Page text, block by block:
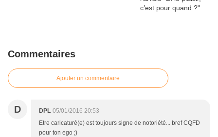
Commentaires
Ajouter un commentaire
D DPL 05/01/2016 20:53
Etre caricaturé(e) est toujours signe de notoriété... bref CQFD
pour ton ego ;)